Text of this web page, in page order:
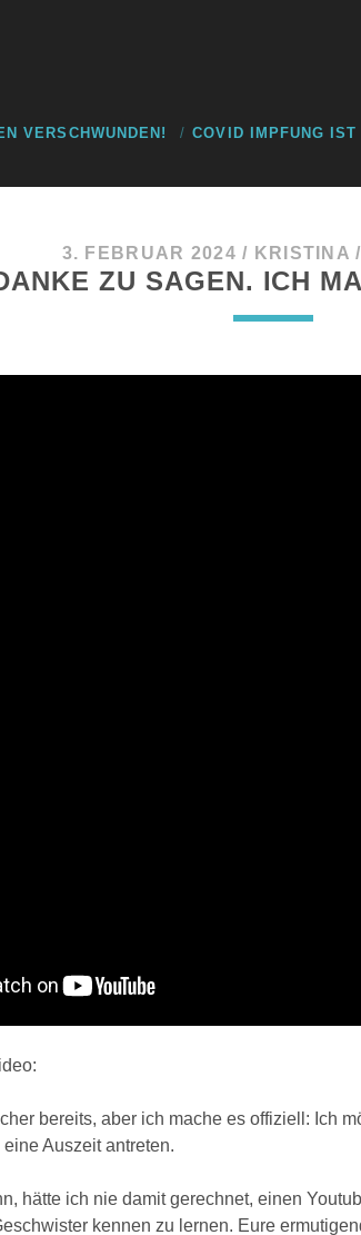
VERSCHWUNDEN! COVID IMPFUNG IST
3. FEBRUAR 2024 / KRISTINA /
ZU SAGEN. ICH
bereits, aber ich mache es offiziell: Ich
Auszeit antreten.
hätte ich nie damit gerechnet, einen
kennen zu lernen. Eure